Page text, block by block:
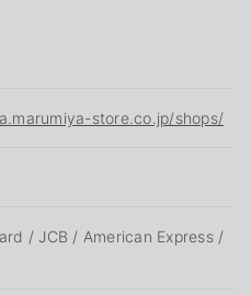
store.co.jp/shops/
/ JCB / American Express /